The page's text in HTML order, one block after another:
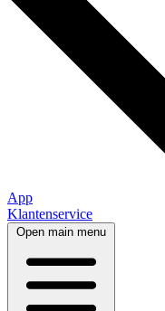
App
Klantenservice
Open main menu